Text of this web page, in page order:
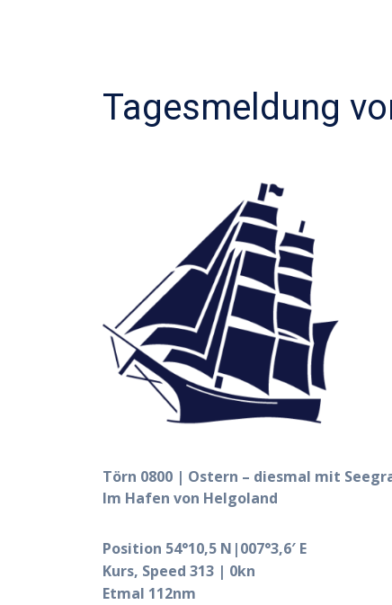
Tagesmeldung
Törn 0800 | Ostern – diesmal mit
Im Hafen von Helgoland
Position 54°10,5 N|007°3,6′ E
Kurs, Speed 313 | 0kn
Etmal 112nm